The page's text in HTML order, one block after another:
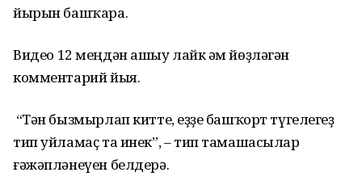
йырын башҡара.
Видео 12 меңдән ашыу лайк һәм йөҙләгән
комментарий йыя.
“Тән бызмырлап китте, һеҙҙе башҡорт түгелһегеҙ
тип уйламаҫ та инек”, – тип тамашасылар
ғәжәпләнеүен белдерә.